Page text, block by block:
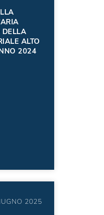
DELLA
ALTO
2024
2025